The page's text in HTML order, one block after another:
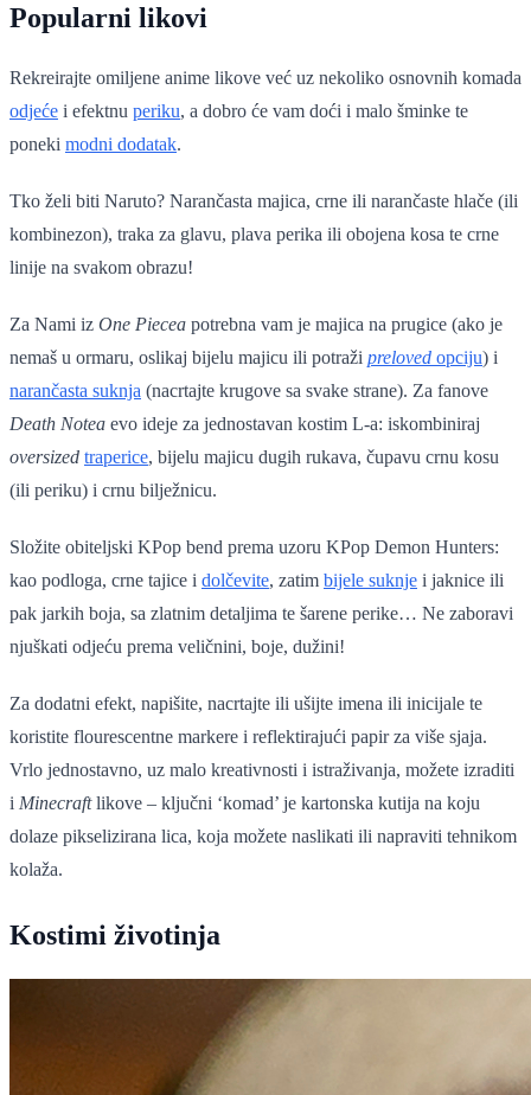
Popularni likovi
Rekreirajte omiljene anime likove već uz nekoliko osnovnih komada
odjeće i efektnu periku, a dobro će vam doći i malo šminke te
poneki modni dodatak.
Tko želi biti Naruto? Narančasta majica, crne ili narančaste hlače (ili
kombinezon), traka za glavu, plava perika ili obojena kosa te crne
linije na svakom obrazu!
Za Nami iz One Piecea potrebna vam je majica na prugice (ako je
nemaš u ormaru, oslikaj bijelu majicu ili potraži preloved opciju) i
narančasta suknja (nacrtajte krugove sa svake strane). Za fanove
Death Notea evo ideje za jednostavan kostim L-a: iskombiniraj
oversized traperice, bijelu majicu dugih rukava, čupavu crnu kosu
(ili periku) i crnu bilježnicu.
Složite obiteljski KPop bend prema uzoru KPop Demon Hunters:
kao podloga, crne tajice i dolčevite, zatim bijele suknje i jaknice ili
pak jarkih boja, sa zlatnim detaljima te šarene perike… Ne zaboravi
njuškati odjeću prema veličnini, boje, dužini!
Za dodatni efekt, napišite, nacrtajte ili ušijte imena ili inicijale te
koristite flourescentne markere i reflektirajući papir za više sjaja.
Vrlo jednostavno, uz malo kreativnosti i istraživanja, možete izraditi
i Minecraftlikove – ključni ‘komad’ je kartonska kutija na koju
dolaze pikselizirana lica, koja možete naslikati ili napraviti tehnikom
kolaža.
Kostimi životinja